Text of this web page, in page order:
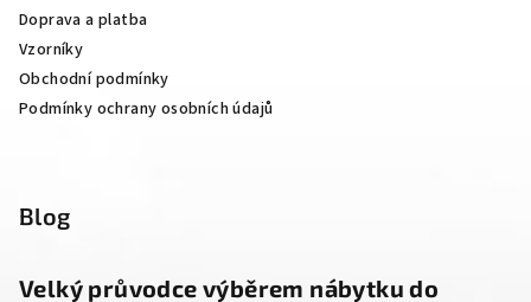
Doprava a platba
Vzorníky
Obchodní podmínky
Podmínky ochrany osobních údajů
Blog
Velký průvodce výběrem nábytku do